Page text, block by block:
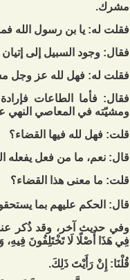
مشرك.
فقلت له: يا بن رسول الله
فقال: وجود السبيل إلى
فقلت له: فهل لله عز وجل
فقال: فأما الطاعات فإرادة
ومشيّته في المعاصي النهي
قلت: فهل لله فيها القضاء؟
قال: نعم، ما من فعل يفعله
قلت: ما معنى هذا القضاء؟
قال: الحكم عليهم بما
وفي حديث آخر، وقد ذُكر
فِي هَذَا أَصْلًا لَا تَخْتَلِفُونَ
قُلْنَا: إِنْ رَأَيْتَ ذَلِكَ.